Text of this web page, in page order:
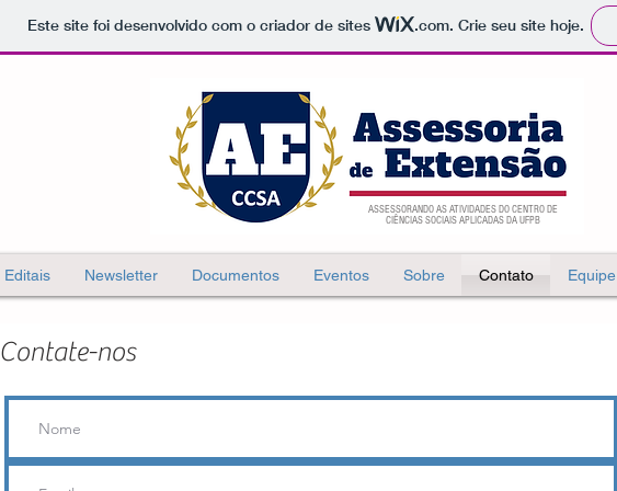
Este site foi desenvolvido com o criador de sites .com. Crie seu site hoje.
ASSESSORANDO AS ATIVIDADES DOCENTRO DE
CIÊNCIAS SOCIAIS APLICADAS DA UFPB
Editais Newsletter Documentos Eventos Sobre Contato Equipe
Contate-nos